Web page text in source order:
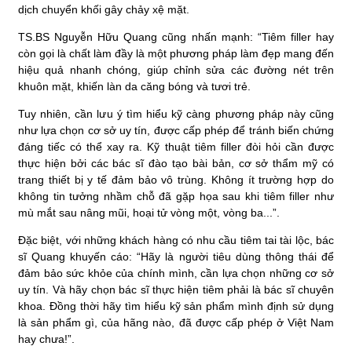
dịch chuyển khối gây chảy xệ mặt.
TS.BS Nguyễn Hữu Quang cũng nhấn mạnh: “Tiêm filler hay
còn gọi là chất làm đầy là một phương pháp làm đẹp mang đến
hiệu quả nhanh chóng, giúp chỉnh sửa các đường nét trên
khuôn mặt, khiến làn da căng bóng và tươi trẻ.
Tuy nhiên, cần lưu ý tìm hiểu kỹ càng phương pháp này cũng
như lựa chọn cơ sở uy tín, được cấp phép để tránh biến chứng
đáng tiếc có thể xay ra. Kỹ thuật tiêm filler đòi hỏi cần được
thực hiện bởi các bác sĩ đào tạo bài bản, cơ sở thẩm mỹ có
trang thiết bị y tế đảm bảo vô trùng. Không ít trường hợp do
không tin tưởng nhầm chỗ đã gặp họa sau khi tiêm filler như
mù mắt sau nâng mũi, hoại tử vòng một, vòng ba...”.
Đặc biệt, với những khách hàng có nhu cầu tiêm tai tài lộc, bác
sĩ Quang khuyến cáo: “Hãy là người tiêu dùng thông thái để
đảm bảo sức khỏe của chính mình, cần lựa chọn những cơ sở
uy tín. Và hãy chọn bác sĩ thực hiện tiêm phải là bác sĩ chuyên
khoa. Đồng thời hãy tìm hiểu kỹ sản phẩm mình định sử dụng
là sản phẩm gì, của hãng nào, đã được cấp phép ở Việt Nam
hay chưa!”.